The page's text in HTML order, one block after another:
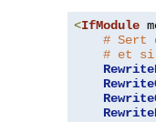
<IfModule
# Sert
# et si